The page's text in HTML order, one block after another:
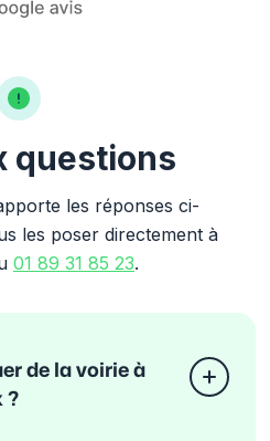
questions
les réponses ci-
les poser directement à
01 89 31 85 23.
de la voirie à
?